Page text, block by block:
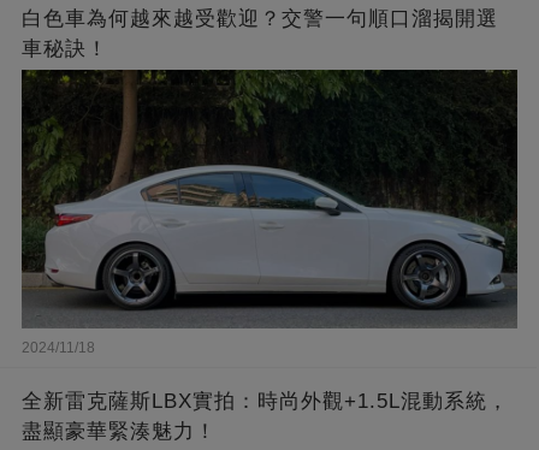
白色車為何越來越受歡迎？交警一句順口溜揭開選
車秘訣！
2024/11/18
全新雷克薩斯LBX實拍：時尚外觀+1.5L混動系統，
盡顯豪華緊湊魅力！